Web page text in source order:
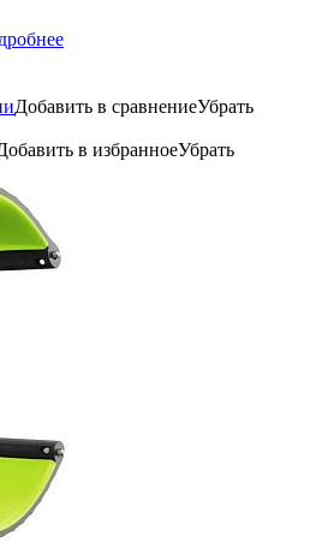
Добавить в сравнениеУбрать
в избранноеУбрать